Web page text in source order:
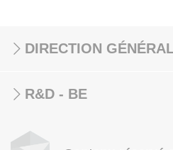
DIRECTION
R&D - BE